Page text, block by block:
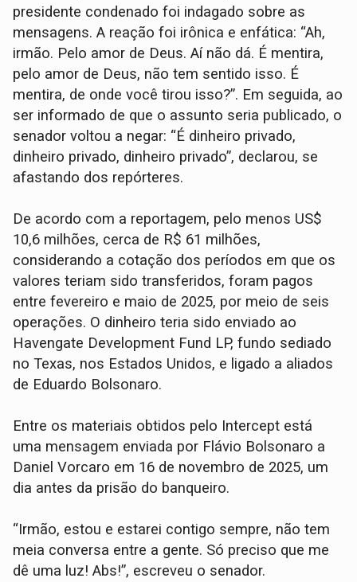
presidente condenado foi indagado sobre as
mensagens. A reação foi irônica e enfática: “Ah,
irmão. Pelo amor de Deus. Aí não dá. É mentira,
pelo amor de Deus, não tem sentido isso. É
mentira, de onde você tirou isso?”. Em seguida, ao
ser informado de que o assunto seria publicado, o
senador voltou a negar: “É dinheiro privado,
dinheiro privado, dinheiro privado”, declarou, se
afastando dos repórteres.
De acordo com a reportagem, pelo menos US$
10,6 milhões, cerca de R$ 61 milhões,
considerando a cotação dos períodos em que os
valores teriam sido transferidos, foram pagos
entre fevereiro e maio de 2025, por meio de seis
operações. O dinheiro teria sido enviado ao
Havengate Development Fund LP, fundo sediado
no Texas, nos Estados Unidos, e ligado a aliados
de Eduardo Bolsonaro.
Entre os materiais obtidos pelo Intercept está
uma mensagem enviada por Flávio Bolsonaro a
Daniel Vorcaro em 16 de novembro de 2025, um
dia antes da prisão do banqueiro.
“Irmão, estou e estarei contigo sempre, não tem
meia conversa entre a gente. Só preciso que me
dê uma luz! Abs!”, escreveu o senador.